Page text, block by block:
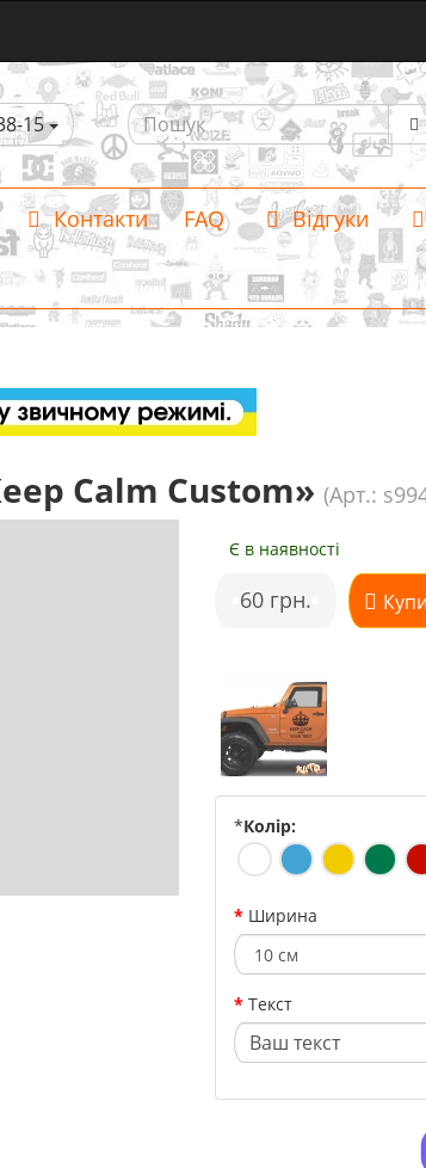
15
Контакти FAQ Відгуки
Calm Custom» (Арт.:
Є в наявності
60 грн.
*Колір:
Ширина
Текст